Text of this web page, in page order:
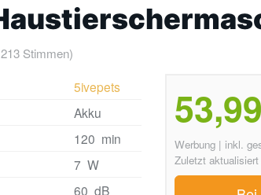
Stimmen)
Werbung | inkl.
Zuletzt
5ivepets
Akku
120 min
7 W
60 dB